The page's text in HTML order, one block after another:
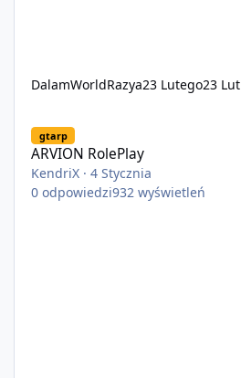
DalamWorldRazya23 Lutego23 Lut
gtarp
ARVION RolePlay
KendriX ·4 Stycznia
0 odpowiedzi932 wyświetleń